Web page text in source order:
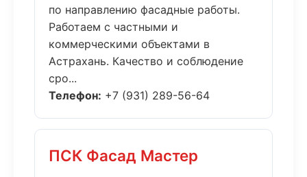
по направлению фасадные работы.
Работаем с частными и
коммерческими объектами в
Астрахань. Качество и соблюдение
сро...
Телефон: +7 (931) 289-56-64
ПСК Фасад Мастер